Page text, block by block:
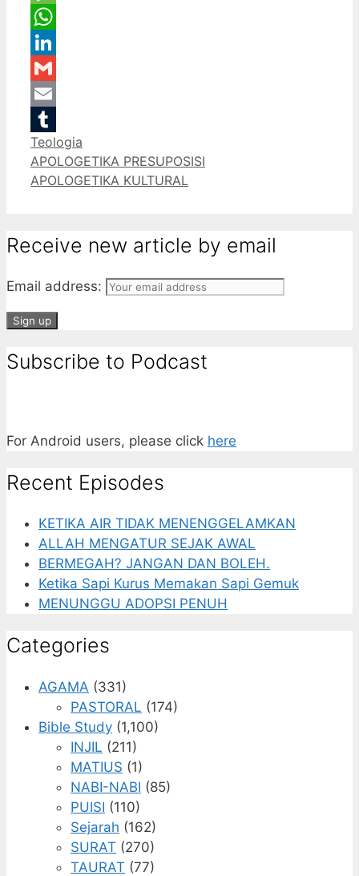
Message
WhatsApp
LinkedIn
Gmail
Email
Tumblr
Categories
Teologia
APOLOGETIKA PRESUPOSISI
APOLOGETIKA KULTURAL
Receive new article by email
Email address:
Subscribe to Podcast
For Android users, please click here
Recent Episodes
KETIKA AIR TIDAK MENENGGELAMKAN
ALLAH MENGATUR SEJAK AWAL
BERMEGAH? JANGAN DAN BOLEH.
Ketika Sapi Kurus Memakan Sapi Gemuk
MENUNGGU ADOPSI PENUH
Categories
AGAMA (331)
PASTORAL (174)
Bible Study (1,100)
INJIL (211)
MATIUS (1)
NABI-NABI (85)
PUISI (110)
Sejarah (162)
SURAT (270)
TAURAT (77)